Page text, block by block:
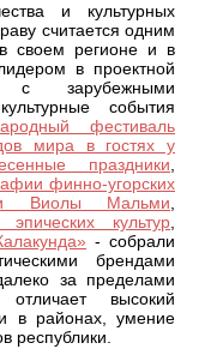
и культурных
считается одним
своем регионе и в
в проектной
с зарубежными
события
фестиваль
мира в гостях у
праздники
финно-угорских
Виолы Мальми
эпических культур
- собрали
брендами
за пределами
высокий
в районах, умение
республики.